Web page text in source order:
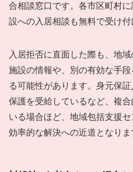
合相談窓口です。各市区町村
設への入居相談も無料で受け付
入居拒否に直面した際も、地
施設の情報や、別の有効な手段
る可能性があります。身元保
保護を受給しているなど、複
いる場合ほど、地域包括支援
効率的な解決への近道となりま